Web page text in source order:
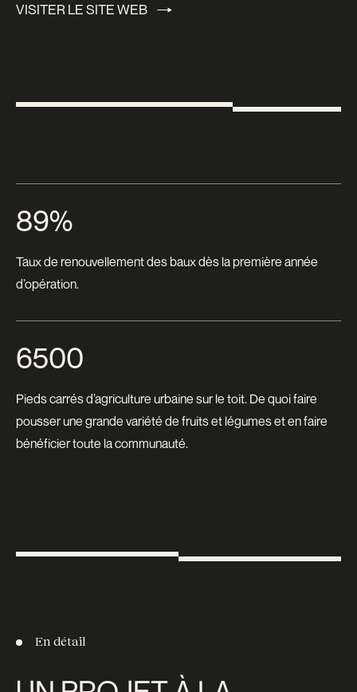
VISITER LE SITE WEB
89%
Taux de renouvellement des baux dès la première année
d’opération.
6500
Pieds carrés d’agriculture urbaine sur le toit. De quoi faire
pousser une grande variété de fruits et légumes et en faire
bénéficier toute la communauté.
En détail